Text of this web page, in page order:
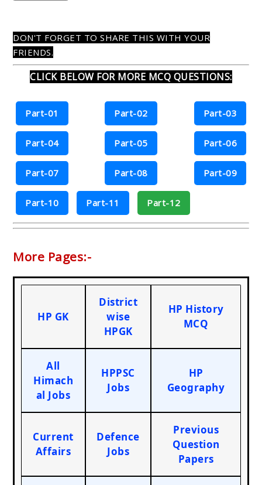
DON'T FORGET TO SHARE THIS WITH YOUR
FRIENDS.
CLICK BELOW FOR MORE MCQ QUESTIONS:
Part-01 Part-02 Part-03
Part-04 Part-05 Part-06
Part-07 Part-08 Part-09
Part-10 Part-11 Part-12
More Pages:-
HP GK
District
wise
HPGK
HP History
MCQ
All
Himach
al Jobs
HPPSC
Jobs
HP
Geography
Current
Affairs
Defence
Jobs
Previous
Question
Papers